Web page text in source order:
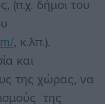
(π.χ. δήμοι του
, κ.λπ.).
και
της χώρας, να
της